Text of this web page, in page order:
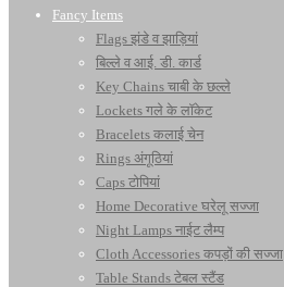
Fancy Items
Flags झंडे व झाड़ियां
बिल्ले व आई. डी. कार्ड
Key Chains चाबी के छल्ले
Lockets गले के लॉकेट
Bracelets कलाई चेन
Rings अंगूठियां
Caps टोपियां
Home Decorative घरेलू सज्जा
Night Lamps नाईट लैम्प
Cloth Accessories कपड़ों की सज्जा
Table Stands टेबल स्टैंड